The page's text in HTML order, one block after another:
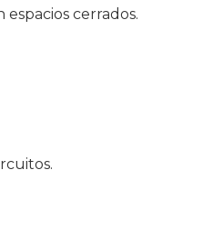
espacios cerrados.